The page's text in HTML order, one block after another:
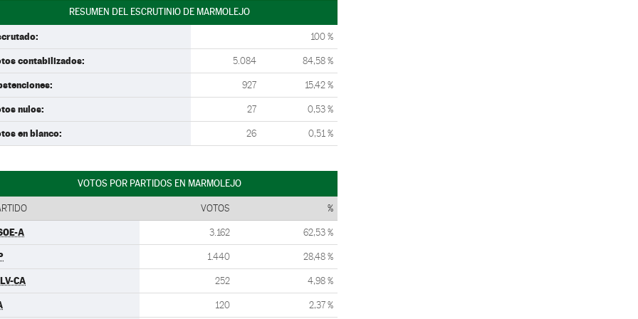
RESUMEN DEL ESCRUTINIO DE MARMOLEJO
100 %
contabilizados: 5.084 84,58 %
927 15,42 %
nulos: 27 0,53 %
en blanco: 26 0,51 %
VOTOS POR PARTIDOS EN MARMOLEJO
VOTOS %
A 3.162 62,53 %
1.440 28,48 %
CA 252 4,98 %
120 2,37 %